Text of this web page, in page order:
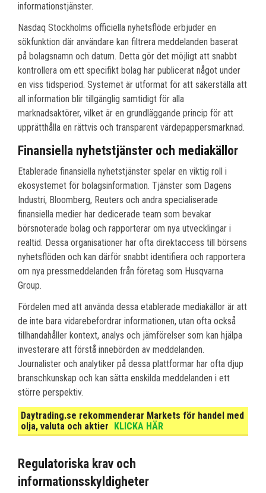
informationstjänster.
Nasdaq Stockholms officiella nyhetsflöde erbjuder en
sökfunktion där användare kan filtrera meddelanden baserat
på bolagsnamn och datum. Detta gör det möjligt att snabbt
kontrollera om ett specifikt bolag har publicerat något under
en viss tidsperiod. Systemet är utformat för att säkerställa att
all information blir tillgänglig samtidigt för alla
marknadsaktörer, vilket är en grundläggande princip för att
upprätthålla en rättvis och transparent värdepappersmarknad.
Finansiella nyhetstjänster och mediakällor
Etablerade finansiella nyhetstjänster spelar en viktig roll i
ekosystemet för bolagsinformation. Tjänster som Dagens
Industri, Bloomberg, Reuters och andra specialiserade
finansiella medier har dedicerade team som bevakar
börsnoterade bolag och rapporterar om nya utvecklingar i
realtid. Dessa organisationer har ofta direktaccess till börsens
nyhetsflöden och kan därför snabbt identifiera och rapportera
om nya pressmeddelanden från företag som Husqvarna
Group.
Fördelen med att använda dessa etablerade mediakällor är att
de inte bara vidarebefordrar informationen, utan ofta också
tillhandahåller kontext, analys och jämförelser som kan hjälpa
investerare att förstå innebörden av meddelanden.
Journalister och analytiker på dessa plattformar har ofta djup
branschkunskap och kan sätta enskilda meddelanden i ett
större perspektiv.
Daytrading.se rekommenderar Markets för handel med
olja, valuta och aktier
KLICKA HÄR
Regulatoriska krav och
informationsskyldigheter